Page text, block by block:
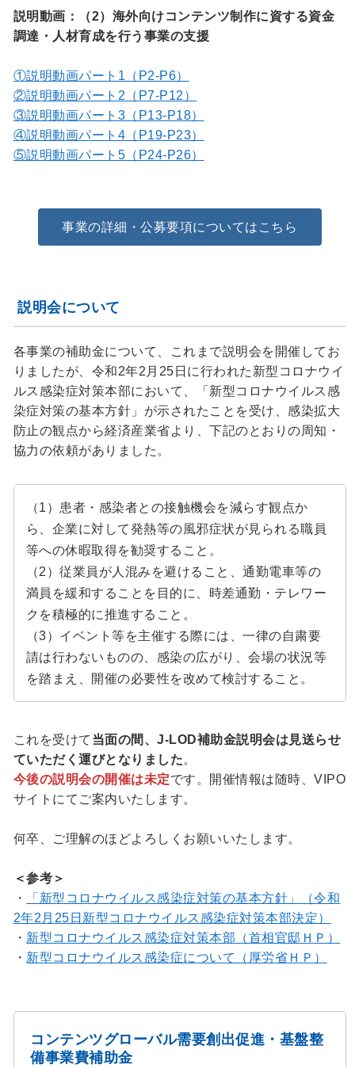
説明動画：（2）海外向けコンテンツ制作に資する資金
調達・人材育成を行う事業の支援
①説明動画パート1（P2-P6）
②説明動画パート2（P7-P12）
③説明動画パート3（P13-P18）
④説明動画パート4（P19-P23）
⑤説明動画パート5（P24-P26）
事業の詳細・公募要項についてはこちら
説明会について
各事業の補助金について、これまで説明会を開催してお
りましたが、令和2年2月25日に行われた新型コロナウイ
ルス感染症対策本部において、「新型コロナウイルス感
染症対策の基本方針」が示されたことを受け、感染拡大
防止の観点から経済産業省より、下記のとおりの周知・
協力の依頼がありました。
（1）患者・感染者との接触機会を減らす観点か
ら、企業に対して発熱等の風邪症状が見られる職員
等への休暇取得を勧奨すること。
（2）従業員が人混みを避けること、通勤電車等の
満員を緩和することを目的に、時差通勤・テレワー
クを積極的に推進すること。
（3）イベント等を主催する際には、一律の自粛要
請は行わないものの、感染の広がり、会場の状況等
を踏まえ、開催の必要性を改めて検討すること。
これを受けて 当面の間、J-LOD補助金説明会は見送らせ
ていただく運びとなりました。
今後の説明会の開催は未定です。開催情報は随時、VIPO
サイトにてご案内いたします。
何卒、ご理解のほどよろしくお願いいたします。
＜参考＞
・
「新型コロナウイルス感染症対策の基本方針」（令和
2年2月25日新型コロナウイルス感染症対策本部決定）
・ 新型コロナウイルス感染症対策本部（首相官邸ＨＰ）
・ 新型コロナウイルス感染症について（厚労省ＨＰ）
コンテンツグローバル需要創出促進・基盤整
備事業費補助金